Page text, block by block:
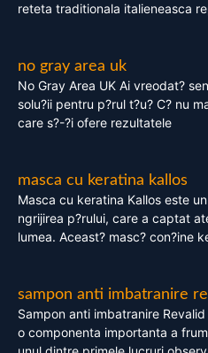
reteta traditionala italieneasca
no gray area uk
No Gray Area UK Ai vreodat?
solu?ii pentru p?rul t?u? C? nu
care s?-?i ofere rezultatele
masca cu keratina kallos
Masca cu keratina Kallos este
ngrijirea p?rului, care a captat
lumea. Aceast? masc? con?ine
sampon anti imbatranire
Sampon anti imbatranire
o componenta importanta a